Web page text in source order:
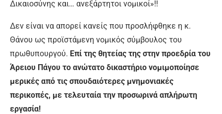
Δικαιοσύνης και… ανεξάρτητοι νομικοί»!!
Δεν είναι να απορεί κανείς που προσλήφθηκε η κ.
Θάνου ως προϊστάμενη νομικός σύμβουλος του
πρωθυπουργού. Επί της θητείας της στην προεδρία του
Άρειου Πάγου το ανώτατο δικαστήριο νομιμοποίησε
μερικές από τις σπουδαιότερες μνημονιακές
περικοπές, με τελευταία την προσωρινά απλήρωτη
εργασία!